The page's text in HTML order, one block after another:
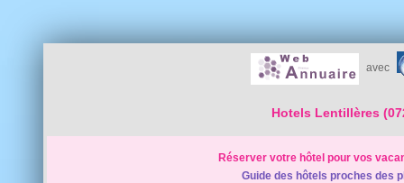
avec
Hotels Lentillères
Réserver votre hôtel pour vos
Guide des hôtels proches des